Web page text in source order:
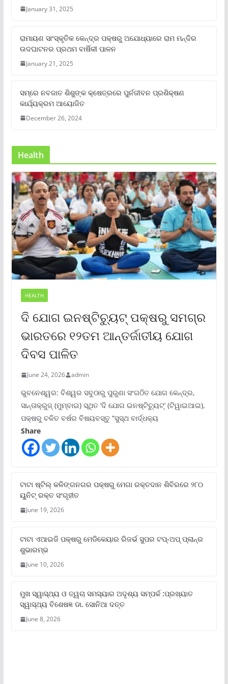
January 31, 2025
ରାମାୟଣ ସାଂସ୍କୃତିକ କେନ୍ଦ୍ର ପକ୍ଷରୁ ଅଯୋଧ୍ୟାରେ ରାମ ମନ୍ଦିର
ଉଦଘାଟନର ପ୍ରଥମ ବାର୍ଷିକୀ ପାଳନ
January 21, 2025
ସମ୍‌ରେ ନବଜାତ ଶିଶୁଙ୍କ କ୍ଷେତ୍ରରେ ପୁର୍ନଜୀବନ ପ୍ରଶିକ୍ଷଣ
କାର୍ଯ୍ୟକ୍ରମ ଆୟୋଜିତ
December 26, 2024
Health
HEALTH
ଦି ଯୋଗ ଇନଷ୍ଟିଚ୍ୟୁଟ୍ ପକ୍ଷରୁ ସମଗ୍ର
ଭାରତରେ ୧୨ତମ ଆନ୍ତର୍ଜାତୀୟ ଯୋଗ
ଦିବସ ପାଳିତ
June 24, 2026 admin
ଭୁବନେଶ୍ୱର: ବିଶ୍ୱର ସବୁଠାରୁ ପୁରୁଣା ସଂଗଠିତ ଯୋଗ କେନ୍ଦ୍ର,
ସାନ୍ତାକ୍ରୁଜ୍ (ମୁମ୍ବାଇ) ସ୍ଥିତ ‘ଦି ଯୋଗ ଇନଷ୍ଟିଚ୍ୟୁଟ୍‌’ (ଟିୱାଇଆଇ),
ପକ୍ଷରୁ ଚଳିତ ବର୍ଷର ବିଷୟବସ୍ତୁ “ସୁସ୍ଥ ବାର୍ଦ୍ଧକ୍ୟ
Share
ଟାଟା ଷ୍ଟିଲ୍‌ କଳିଙ୍ଗନଗର ପକ୍ଷରୁ ମେଗା ରକ୍ତଦାନ ଶିବିରରେ ୨୮୦
ୟୁନିଟ୍‌ ରକ୍ତ ସଂଗୃହୀତ
June 19, 2026
ଟାଟା ଏଆଇଜି ପକ୍ଷରୁ ମେଡିକେୟାର ରିଜର୍ଭ ସୁପର ଟପ୍‌-ଅପ୍ ପ୍ଲାନ୍‌ର
ଶୁଭାରମ୍ଭ
June 10, 2026
ମୁଖ ସ୍ୱାସ୍ଥ୍ୟ ଓ ତ୍ୱଚା ସମସ୍ୟାର ଅଦୃଶ୍ୟ ସମ୍ପର୍କ :ପ୍ରଖ୍ୟାତ
ସ୍ୱାସ୍ଥ୍ୟ ବିଶେଷଜ୍ଞ ଡା. ସୋନିଆ ଦତ୍ତ
June 8, 2026